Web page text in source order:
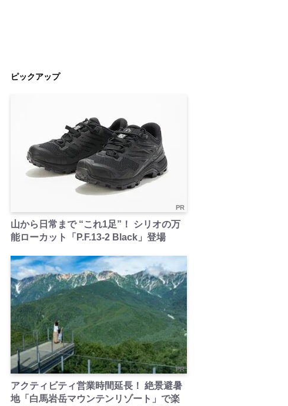
ピックアップ
PR
山から日常まで “これ1足”！ シリオの万
能ローカット「P.F.13-2 Black」登場
PR
アクティビティ営業時間延長！ 絶景避暑
地「白馬岩岳マウンテンリゾート」で楽